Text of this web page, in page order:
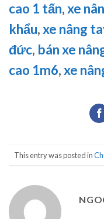
cao 1 tấn,xe
khẩu,xe nâng
đức, bán xe
cao 1m6,xe
This entry was posted in